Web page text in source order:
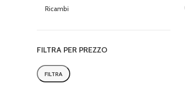
Ricambi
FILTRA PER PREZZO
Prezzo
Prezzo
FILTRA